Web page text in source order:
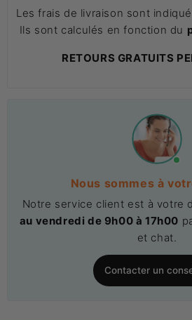
Les frais de livraison sont
Ils sont calculés en fonction du
RETOURS GRATUITS
Nous sommes à
Notre service client est à votre
au vendredi de 9h00 à 17h00
et chat.
Contacter un